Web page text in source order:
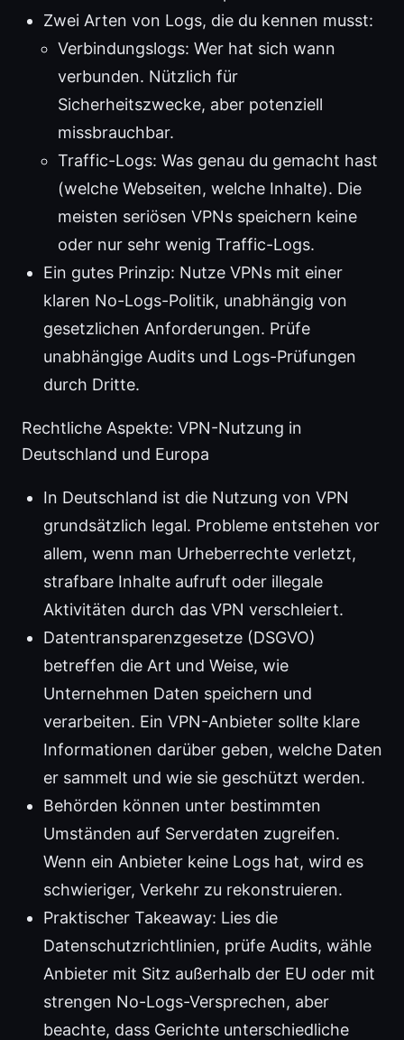
Zwei Arten von Logs, die du kennen musst:
Verbindungslogs: Wer hat sich wann
verbunden. Nützlich für
Sicherheitszwecke, aber potenziell
missbrauchbar.
Traffic-Logs: Was genau du gemacht hast
(welche Webseiten, welche Inhalte). Die
meisten seriösen VPNs speichern keine
oder nur sehr wenig Traffic-Logs.
Ein gutes Prinzip: Nutze VPNs mit einer
klaren No-Logs-Politik, unabhängig von
gesetzlichen Anforderungen. Prüfe
unabhängige Audits und Logs-Prüfungen
durch Dritte.
Rechtliche Aspekte: VPN-Nutzung in
Deutschland und Europa
In Deutschland ist die Nutzung von VPN
grundsätzlich legal. Probleme entstehen vor
allem, wenn man Urheberrechte verletzt,
strafbare Inhalte aufruft oder illegale
Aktivitäten durch das VPN verschleiert.
Datentransparenzgesetze (DSGVO)
betreffen die Art und Weise, wie
Unternehmen Daten speichern und
verarbeiten. Ein VPN-Anbieter sollte klare
Informationen darüber geben, welche Daten
er sammelt und wie sie geschützt werden.
Behörden können unter bestimmten
Umständen auf Serverdaten zugreifen.
Wenn ein Anbieter keine Logs hat, wird es
schwieriger, Verkehr zu rekonstruieren.
Praktischer Takeaway: Lies die
Datenschutzrichtlinien, prüfe Audits, wähle
Anbieter mit Sitz außerhalb der EU oder mit
strengen No-Logs-Versprechen, aber
beachte, dass Gerichte unterschiedliche